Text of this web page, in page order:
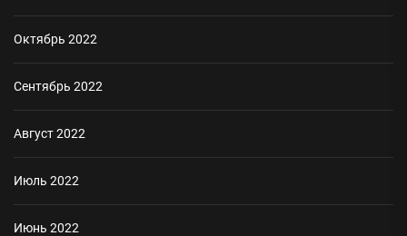
Октябрь 2022
Сентябрь 2022
Август 2022
Июль 2022
Июнь 2022